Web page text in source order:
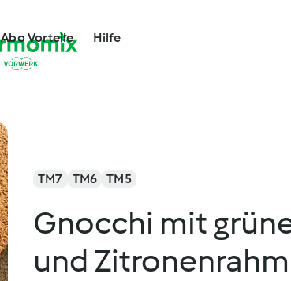
Abo Vorteile Hilfe
TM7 TM6 TM5
Gnocchi mit
und Zitronenrahm